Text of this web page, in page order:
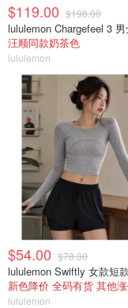
$119.00 $198.00
lululemon Chargefeel 3
汪顺同款奶茶色
lululemon
$54.00 $78.00
lululemon Swiftly 女款短
新色降价 全码有货 其他
lululemon